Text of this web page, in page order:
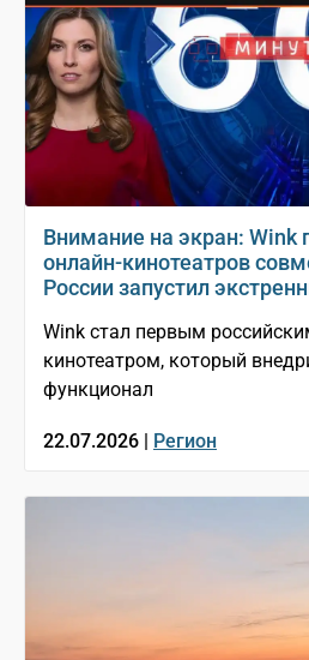
Внимание на экран: Wink
онлайн-кинотеатров
России запустил
Wink стал первым
кинотеатром, который
функционал
22.07.2026 | Регион